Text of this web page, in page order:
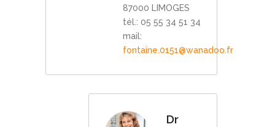
87000 LIMOGES
tél.: 05 55 34 51 34
mail:
fontaine.0151@wanadoo.fr
Dr